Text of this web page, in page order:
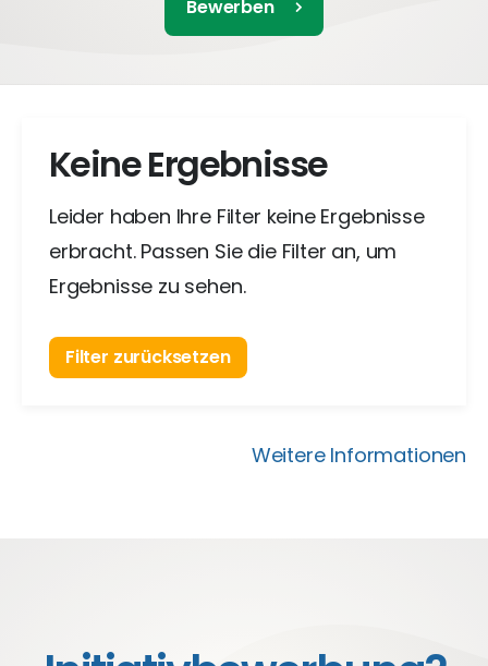
Bewerben
Keine Ergebnisse
Leider haben Ihre Filter keine Ergebnisse
erbracht. Passen Sie die Filter an, um
Ergebnisse zu sehen.
Filter zurücksetzen
Weitere Informationen